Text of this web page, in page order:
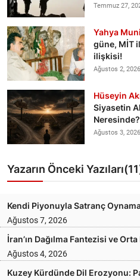
Temmuz 27,
Yahya
güne, MİT
ilişkisi!
Ağustos 2, 2026
Hüseyin
Siyasetin
Neresinde?
Ağustos 3, 2026
Yazarın Önceki
Kendi Piyonuyla Satranç
Ağustos 7, 2026
İran’ın Dağılma Fantezisi ve
Ağustos 4, 2026
Kuzey Kürdünde Dil Erozyonu: